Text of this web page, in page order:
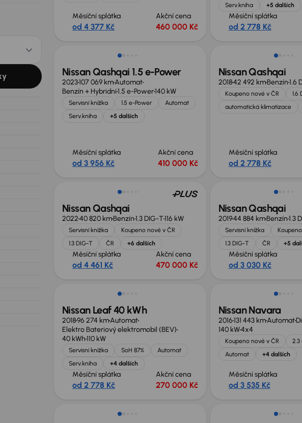
Měsíční splátka
od 4 377 Kč
Akční cena
460 000 Kč
Serv.kniha
+5 dalších
Měsíční splátka
od 2 778 Kč
Možnost odpočtu DPH
Nissan Qashqai 1.5 e-Power
2023107 069 kmAutomat
Benzín + Hybridní1.5 e-Power140 kW
Servisní knížka 1.5 e-Power
Automat
Serv.kniha
+5 dalších
Měsíční splátka
od 3 956 Kč
Akční cena
410 000 Kč
Nissan Qashqai
201842 492 kmBenzín1.6
Koupeno nové v ČR 1.6
automatická klimatizace
Měsíční splátka
od 2 778 Kč
Nissan Qashqai
202240 820 kmBenzín1.3 DIG-T116 kW
Servisní knížka
Koupeno nové v ČR
1.3 DIG-T
ČR +6 dalších
Měsíční splátka
od 4 461 Kč
Akční cena
470 000 Kč
Nissan Qashqai
201944 884 kmBenzín1.3
Servisní knížka
1.3 DIG-T
ČR +5
Měsíční splátka
od 3 030 Kč
Nissan Leaf 40 kWh
201896 274 kmAutomat
Elektro Bateriový elektromobil (BEV)
40 kWh110 kW
Servisní knížka SoH 87%
Automat
Serv.kniha
+4 dalších
Měsíční splátka
od 2 778 Kč
Akční cena
270 000 Kč
Zlevněno o 40 000 Kč
Nissan Navara
2016131 443 kmAutomat
140 kW4x4
Koupeno nové v ČR 2.3
Automat
+4 dalších
Měsíční splátka
od 3 535 Kč
Zlevněno o 10 000 Kč